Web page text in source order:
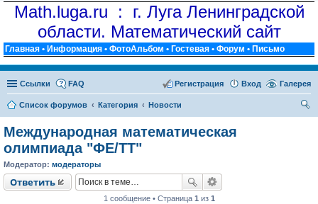
Math.luga.ru : г. Луга Ленинградской
области. Математический сайт
Главная • Информация • ФотоАльбом • Гостевая • Форум • Письмо
Ссылки Галерея
FAQ Вход
Регистрация
Список форумов Категория
Новости
Международная математическая
олимпиада "ФЕ/ТТ"
Модератор: модераторы
Ответить
1 сообщение • Страница 1 из 1